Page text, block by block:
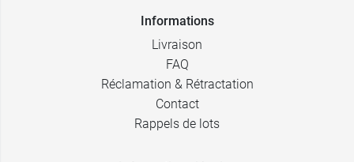
Informations
Livraison
FAQ
Réclamation & Rétractation
Contact
Rappels de lots